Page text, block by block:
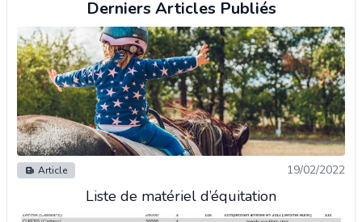
Derniers Articles Publiés
Article 19/02/2022
Liste de matériel d’équitation